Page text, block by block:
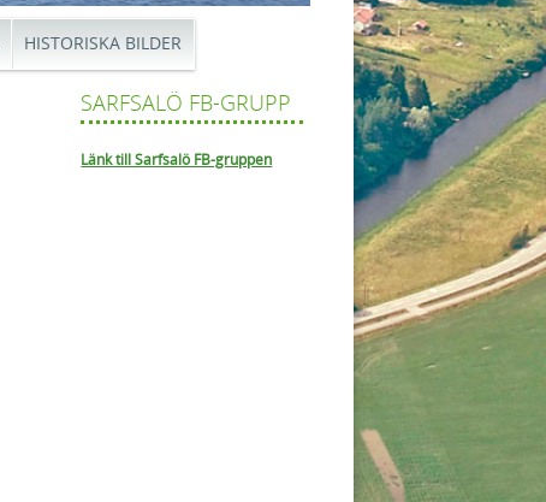
HISTORISKA BILDER
SARFSALÖ FB-GRUPP
Länk till Sarfsalö FB-gruppen